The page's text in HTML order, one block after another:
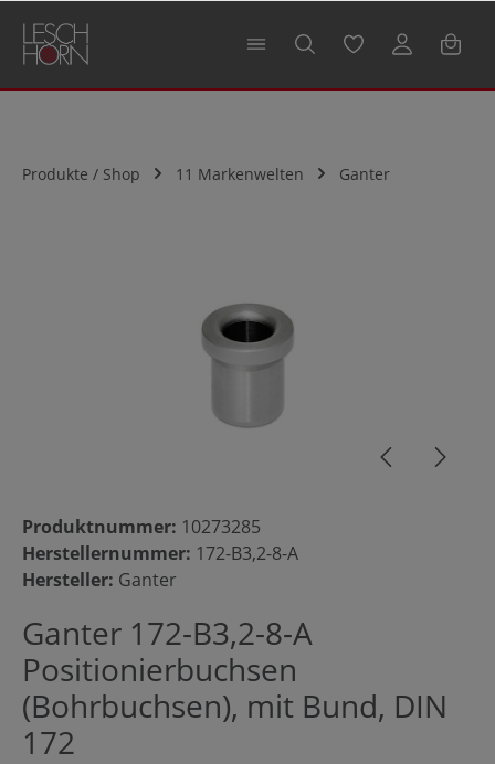
springen
Produkte / Shop 11 Markenwelten Ganter
Produktnummer: 10273285
Herstellernummer: 172-B3,2-8-A
Hersteller: Ganter
Ganter 172-B3,2-8-A
Positionierbuchsen
(Bohrbuchsen), mit Bund, DIN
172